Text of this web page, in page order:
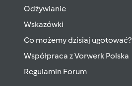
Odżywianie
Wskazówki
Co możemy dzisiaj ugotować?
Współpraca z Vorwerk Polska
Regulamin Forum